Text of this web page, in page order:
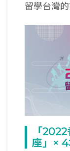
留學台灣
「2022
座」× 4